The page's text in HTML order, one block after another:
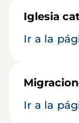
Iglesia
Ir a la
Ir a la